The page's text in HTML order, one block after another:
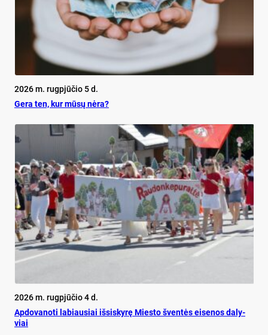
2026 m. rugpjūčio 5 d.
Ge­ra ten, kur mū­sų nė­ra?
2026 m. rugpjūčio 4 d.
Ap­do­va­no­ti la­biau­siai iš­si­sky­rę Mies­to šven­tės ei­se­nos da­ly­
viai